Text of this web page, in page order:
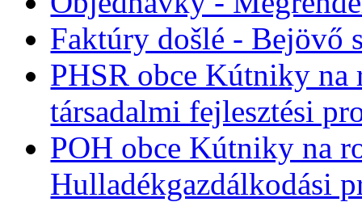
Faktúry došlé - Bejövő
PHSR obce Kútniky na
társadalmi fejlesztési
POH obce Kútniky na
Hulladékgazdálkodási